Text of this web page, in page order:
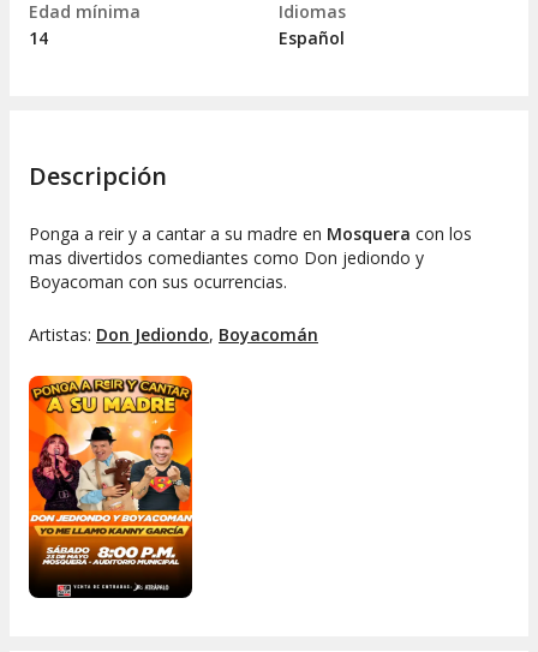
Edad mínima
14
Idiomas
Español
Descripción
Ponga a reir y a cantar a su madre en Mosquera con los
mas divertidos comediantes como Don jediondo y
Boyacoman con sus ocurrencias.
Artistas: Don Jediondo, Boyacomán